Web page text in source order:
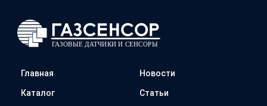
Главная
Каталог
Новости
Статьи